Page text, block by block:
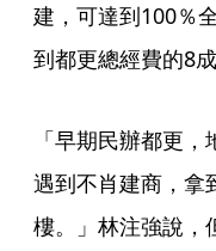
建，可達到100％
到都更總經費的8成
「早期民辦都更
遇到不肖建商，拿
樓。」林注強說，